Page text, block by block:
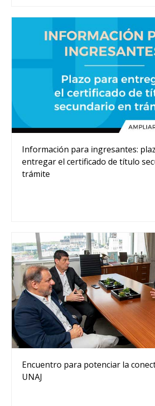
Información para ingresantes:
entregar el certificado de título
trámite
Encuentro para potenciar la
UNAJ